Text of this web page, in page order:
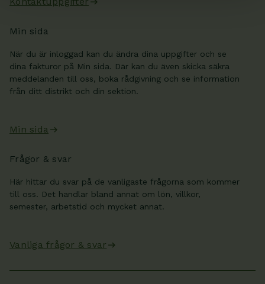
Min sida
När du är inloggad kan du ändra dina uppgifter och se
dina fakturor på Min sida. Där kan du även skicka säkra
meddelanden till oss, boka rådgivning och se information
från ditt distrikt och din sektion.
Min sida
Frågor & svar
Här hittar du svar på de vanligaste frågorna som kommer
till oss. Det handlar bland annat om lön, villkor,
semester, arbetstid och mycket annat.
Vanliga frågor & svar